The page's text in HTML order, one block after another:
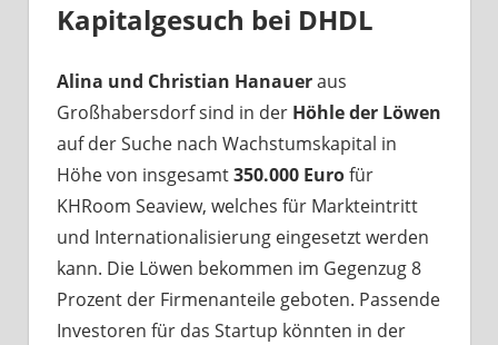
Kapitalgesuch bei DHDL
Alina und Christian Hanaueraus
Großhabersdorf sind in der Höhle der Löwen
auf der Suche nach Wachstumskapital in
Höhe von insgesamt350.000 Eurofür
KHRoom Seaview, welches für Markteintritt
und Internationalisierung eingesetzt werden
kann. Die Löwen bekommen im Gegenzug 8
Prozent der Firmenanteile geboten. Passende
Investoren für das Startup könnten in der